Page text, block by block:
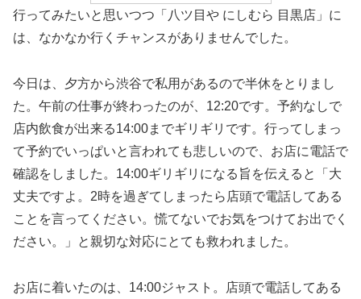
行ってみたいと思いつつ「八ツ目や にしむら 目黒店」に
は、なかなか行くチャンスがありませんでした。
今日は、夕方から渋谷で私用があるので半休をとりまし
た。午前の仕事が終わったのが、12:20です。予約なしで
店内飲食が出来る14:00までギリギリです。行ってしまっ
て予約でいっぱいと言われても悲しいので、お店に電話で
確認をしました。14:00ギリギリになる旨を伝えると「大
丈夫ですよ。2時を過ぎてしまったら店頭で電話してある
ことを言ってください。慌てないでお気をつけてお出でく
ださい。」と親切な対応にとても救われました。
お店に着いたのは、14:00ジャスト。店頭で電話してある